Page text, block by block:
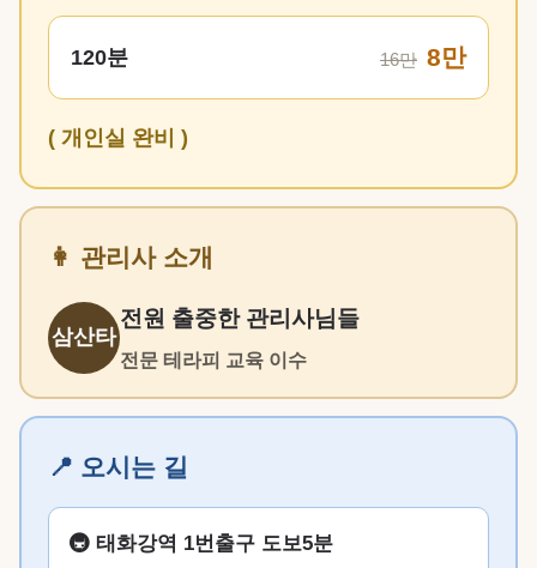
120분 16만 8만
( 개인실 완비 )
👩 관리사 소개
삼산타
전원 출중한 관리사님들
전문 테라피 교육 이수
📍 오시는 길
🚇 태화강역 1번출구 도보5분